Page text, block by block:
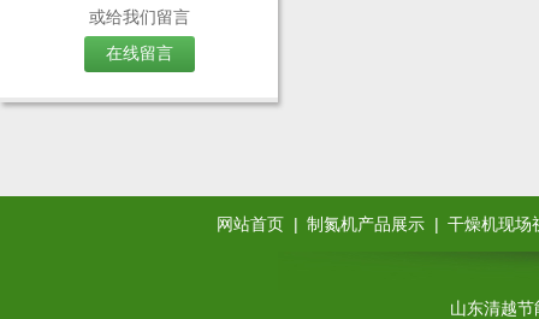
或给我们留言
在线留言
网站首页 | 制氮机产品展示 | 干燥机现场
山东清越